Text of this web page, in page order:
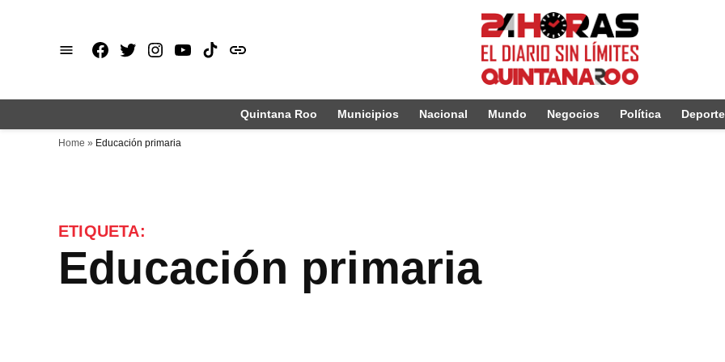
Facebook
X Instagram
Youtube
TikTok
issuu
Quintana Roo Municipios Nacional Mundo Negocios Política
Home » Educación primaria
ETIQUETA:
Educación primaria